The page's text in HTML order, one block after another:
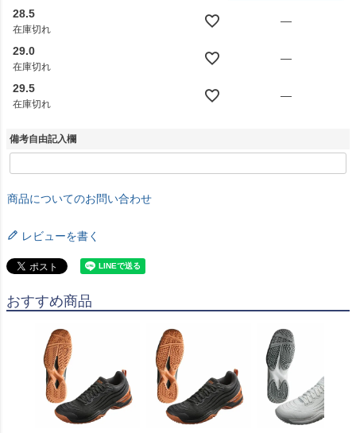
28.5
在庫切れ
—
29.0
在庫切れ
—
29.5
在庫切れ
—
備考自由記入欄
商品についてのお問い合わせ
レビューを書く
おすすめ商品